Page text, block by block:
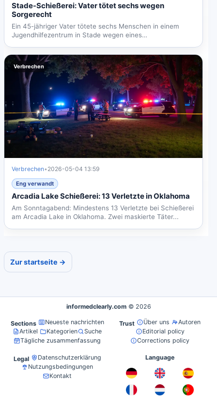
Stade-Schießerei: Vater tötet sechs wegen
Sorgerecht
Ein 45-jähriger Vater tötete sechs Menschen in einem
Jugendhilfezentrum in Stade wegen eines
Verbrechen
Verbrechen• 2026-05-04 13:59
Eng verwandt
Arcadia Lake Schießerei: 13 Verletzte in Oklahoma
Am Sonntagabend: Mindestens 13 Verletzte bei Schießerei
am Arcadia Lake in Oklahoma. Zwei maskierte Täter...
Zur startseite →
informedclearly.com © 2026
Sections
Neueste nachrichten
Artikel
Kategorien
Suche
Tägliche zusammenfassung
Trust Über uns
Autoren
Editorial policy
Corrections policy
Legal
Datenschutzerklärung
Nutzungsbedingungen
Kontakt
Language